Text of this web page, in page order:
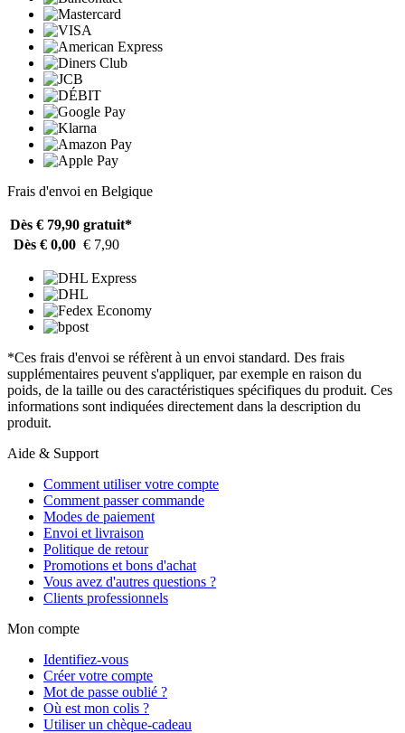
Frais d'envoi en Belgique
Dès € 79,90 gratuit*
Dès € 0,00 € 7,90
*Ces frais d'envoi se réfèrent à un envoi standard. Des frais
supplémentaires peuvent s'appliquer, par exemple en raison du
poids, de la taille ou des caractéristiques spécifiques du produit. Ces
informations sont indiquées directement dans la description du
produit.
Aide & Support
Comment utiliser votre compte
Comment passer commande
Modes de paiement
Envoi et livraison
Politique de retour
Promotions et bons d'achat
Vous avez d'autres questions ?
Clients professionnels
Mon compte
Identifiez-vous
Créer votre compte
Mot de passe oublié ?
Où est mon colis ?
Utiliser un chèque-cadeau